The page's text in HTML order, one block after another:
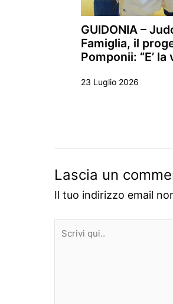
GUIDONIA –
Famiglia, il
Pomponii: “E’
23 Luglio 2026
Lascia un
Il tuo indirizzo email
Scrivi